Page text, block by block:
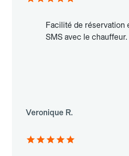
Facilité de réservation
SMS avec le chauffeur.
Veronique R.